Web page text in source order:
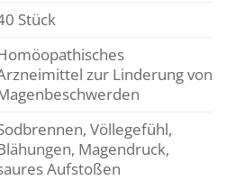
Stück
zur Linderung von
Völlegefühl,
Magendruck,
Aufstoßen